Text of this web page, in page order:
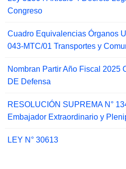
Congreso
Cuadro Equivalencias Órganos
043-MTC/01 Transportes y
Nombran Partir Año Fiscal 2025
DE Defensa
RESOLUCIÓN SUPREMA N°
Embajador Extraordinario y
LEY N° 30613